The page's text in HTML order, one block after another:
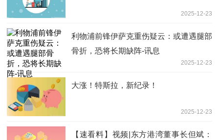
2025-12-23
利物浦前锋伊萨克重伤疑云：或遭遇腿部
骨折，恐将长期缺阵-讯息
2025-12-23
大涨！特斯拉，新纪录！
2025-12-23
【速看料】视频|东方港湾董事长但斌：